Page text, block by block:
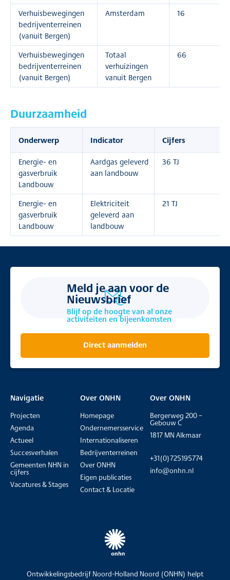
Verhuisbewegingen
bedrijventerreinen
(vanuit Bergen)
Amsterdam 16
Verhuisbewegingen
bedrijventerreinen
(vanuit Bergen)
Totaal
verhuizingen
vanuit Bergen
66
Duurzaamheid
Onderwerp Indicator Cijfers
Energie- en
gasverbruik
Landbouw
Aardgas geleverd
aan landbouw
36 TJ
Energie- en
gasverbruik
Landbouw
Elektriciteit
geleverd aan
landbouw
21 TJ
Meld je aan voor de
Nieuwsbrief
Blijf op de hoogte van al onze
activiteiten en bijeenkomsten
Direct aanmelden
Ontwikkelingsbedrijf Noord-Holland Noord (ONHN) helpt
Navigatie
Projecten
Agenda
Actueel
Succesverhalen
Gemeenten NHN in
cijfers
Vacatures & Stages
Over ONHN
Homepage
Ondernemersservice
Internationaliseren
Bedrijventerreinen
Over ONHN
Eigen publicaties
Contact & Locatie
Over ONHN
Bergerweg 200 –
Gebouw C
1817 MN Alkmaar
+31(0)725195774
info@onhn.nl